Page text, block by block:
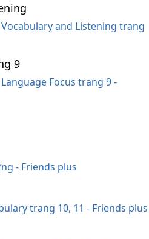
and Listening trang
9
Focus trang 9 -
- Friends plus
trang 10, 11 - Friends plus